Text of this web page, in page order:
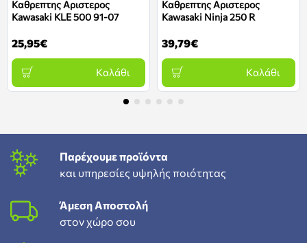
Καθρεπτης Αριστερος
Kawasaki KLE 500 91-07
25,95€
Καλάθι
Καθρεπτης Αριστερος
Kawasaki Ninja 250 R
39,79€
Καλάθι
Παρέχουμε προϊόντα
και υπηρεσίες υψηλής ποιότητας
Άμεση Αποστολή
στον χώρο σου